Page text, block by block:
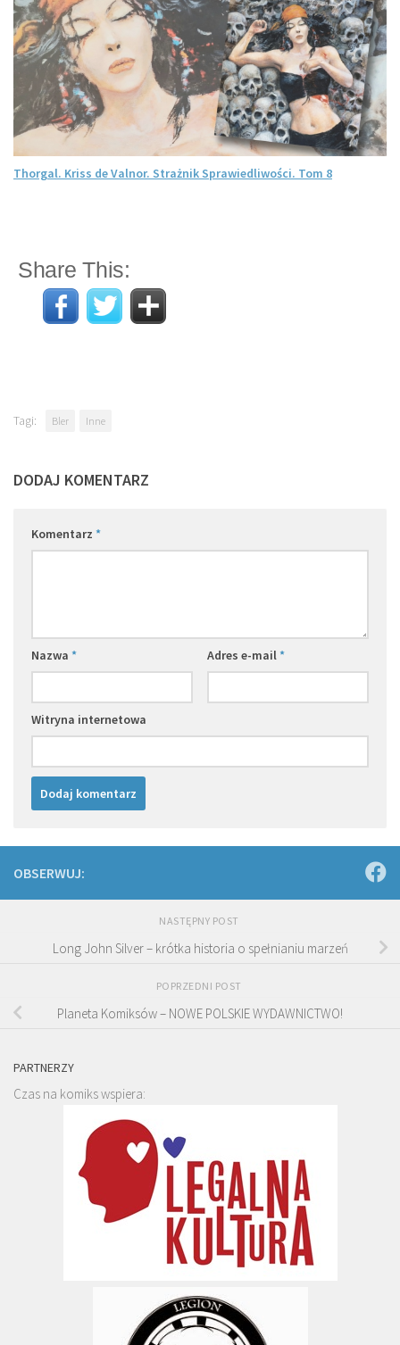
Thorgal. Kriss de Valnor. Strażnik Sprawiedliwości. Tom 8
Share This:
Tagi: Bler Inne
DODAJ KOMENTARZ
Komentarz *
Nazwa * Adres e-mail*
Witryna internetowa
OBSERWUJ:
NASTĘPNY POST
Long John Silver – krótka historia o spełnianiu marzeń
POPRZEDNI POST
Planeta Komiksów – NOWE POLSKIE WYDAWNICTWO!
PARTNERZY
Czas na komiks wspiera: